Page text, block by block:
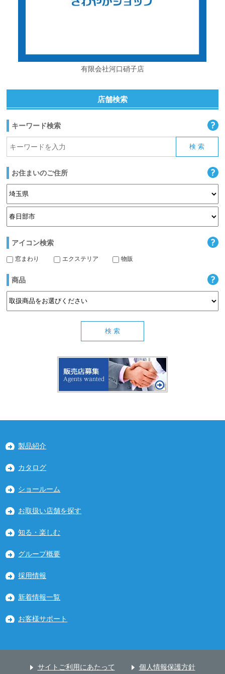
有限会社河口硝子店
店舗検索
キーワード検索
お住まいのご住所
アイコン検索
窓まわり エクステリア 物販
商品
製品紹介
カタログ
ショールーム
お取扱い店舗を探す
知る・楽しむ
グループ概要
採用情報
新着情報一覧
お客様サポート
サイトご利用にあたって 個人情報保護方針